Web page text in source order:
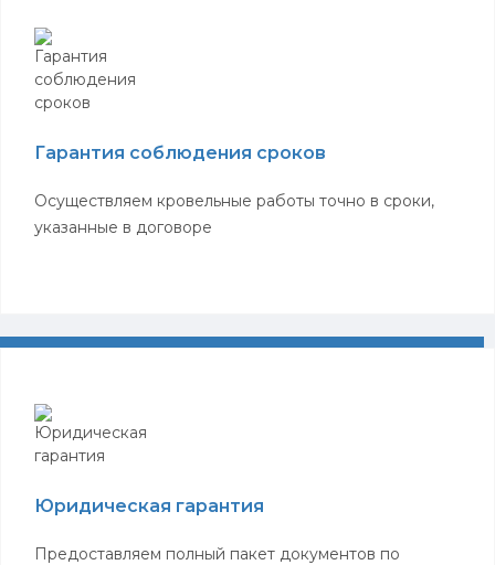
Гарантия соблюдения сроков
Осуществляем кровельные работы точно в сроки,
указанные в договоре
Юридическая гарантия
Предоставляем полный пакет документов по